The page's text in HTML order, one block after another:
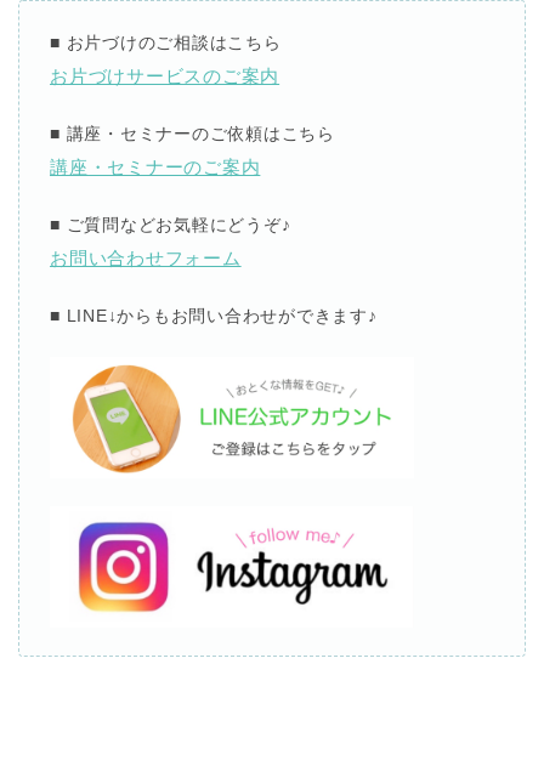
■ お片づけのご相談はこちら
お片づけサービスのご案内
■ 講座・セミナーのご依頼はこちら
講座・セミナーのご案内
■ ご質問などお気軽にどうぞ♪
お問い合わせフォーム
■ LINE↓からもお問い合わせができます♪